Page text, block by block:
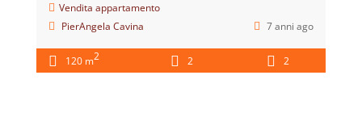
Vendita appartamento
PierAngela Cavina
7 anni ago
120 m2 2 2